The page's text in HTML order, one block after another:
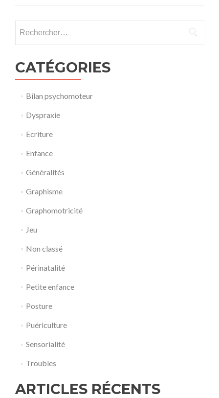
CATÉGORIES
Bilan psychomoteur
Dyspraxie
Ecriture
Enfance
Généralités
Graphisme
Graphomotricité
Jeu
Non classé
Périnatalité
Petite enfance
Posture
Puériculture
Sensorialité
Troubles
ARTICLES RÉCENTS